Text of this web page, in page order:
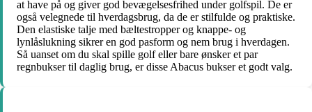
at have på og giver god bevægelsesfrihed under golfspil. De er
også velegnede til hverdagsbrug, da de er stilfulde og praktiske.
Den elastiske talje med bæltestropper og knappe- og
lynlåslukning sikrer en god pasform og nem brug i hverdagen.
Så uanset om du skal spille golf eller bare ønsker et par
regnbukser til daglig brug, er disse Abacus bukser et godt valg.